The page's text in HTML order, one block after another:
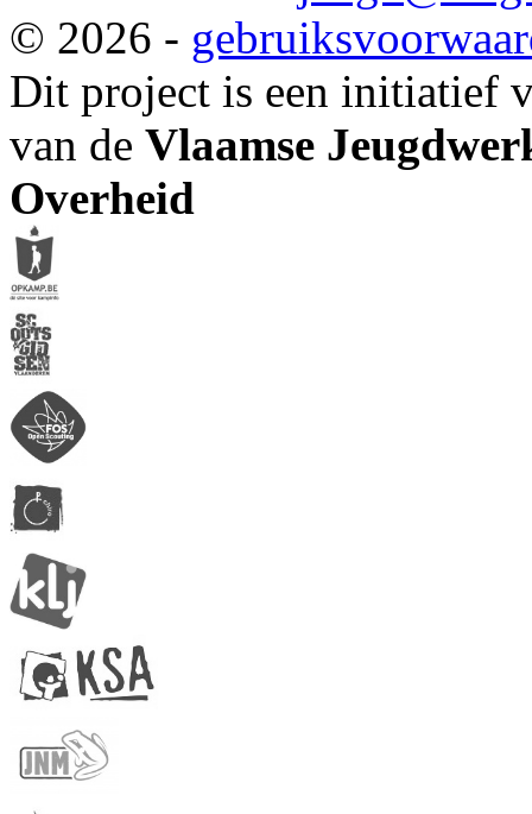
© 2026 -
Dit project is een initiatief
van de Vlaamse
Overheid